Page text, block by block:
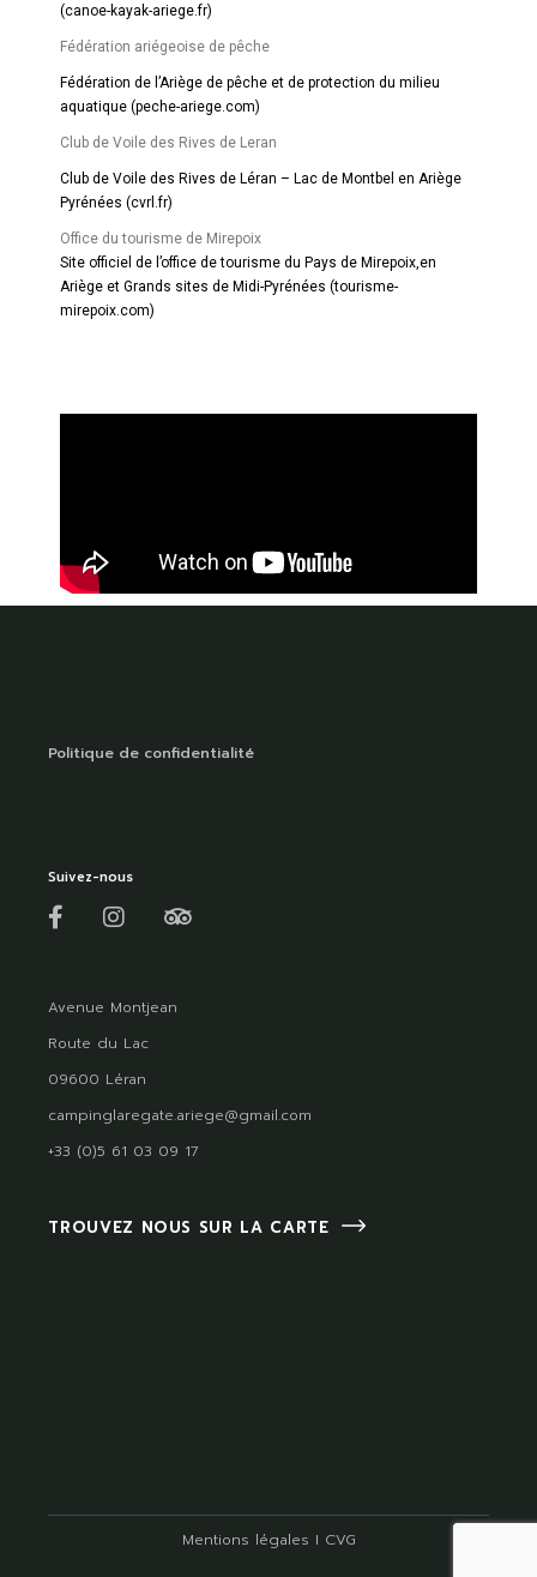
(canoe-kayak-ariege.fr)
Fédération ariégeoise de pêche
Fédération de l’Ariège de pêche et de protection du milieu
aquatique (peche-ariege.com)
Club de Voile des Rives de Leran
Club de Voile des Rives de Léran – Lac de Montbel en Ariège
Pyrénées (cvrl.fr)
Office du tourisme de Mirepoix
Site officiel de l’office de tourisme du Pays de Mirepoix,en
Ariège et Grands sites de Midi-Pyrénées (tourisme-
mirepoix.com)
Politique de confidentialité
Suivez-nous
Avenue Montjean
Route du Lac
09600 Léran
campinglaregate.ariege@gmail.com
+33 (0)5 61 03 09 17
TROUVEZ NOUS SUR LA CARTE
Mentions légales I CVG